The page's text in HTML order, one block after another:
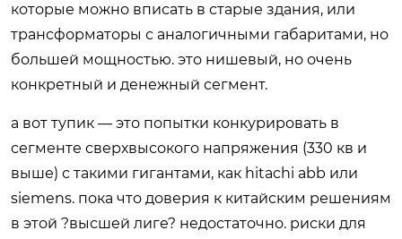
которые можно вписать в старые здания, или
трансформаторы с аналогичными габаритами, но
большей мощностью. это нишевый, но очень
конкретный и денежный сегмент.
а вот тупик — это попытки конкурировать в
сегменте сверхвысокого напряжения (330 кв и
выше) с такими гигантами, как hitachi abb или
siemens. пока что доверия к китайским решениям
в этой ?высшей лиге? недостаточно. риски для